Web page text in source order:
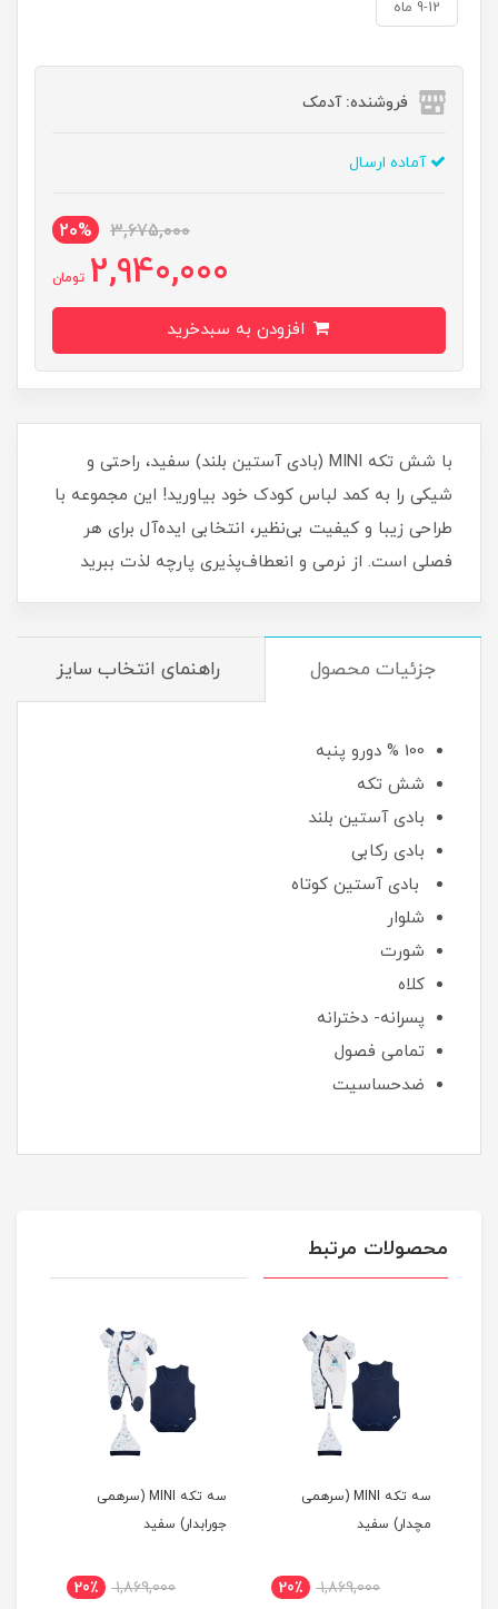
9-12 ماه
فروشنده: آدمک
آماده ارسال
3,675,000
20%
2,940,000 تومان
با شش تکه MINI (بادی آستین بلند) سفید، راحتی و
شیکی را به کمد لباس کودک خود بیاورید! این مجموعه با
طراحی زیبا و کیفیت بی‌نظیر، انتخابی ایده‌آل برای هر
فصلی است. از نرمی و انعطاف‌پذیری پارچه لذت ببرید
جزئیات محصول راهنمای انتخاب سایز
100 % دورو پنبه
شش تکه
بادی آستین بلند
بادی رکابی
بادی آستین کوتاه
شلوار
شورت
کلاه
پسرانه- دخترانه
تمامی فصول
ضدحساسیت
محصولات مرتبط
سه تکه MINI (سرهمی
مچدار) سفید
1,869,000 20٪
سه تکه MINI (سرهمی
جورابدار) سفید
1,869,000 20٪